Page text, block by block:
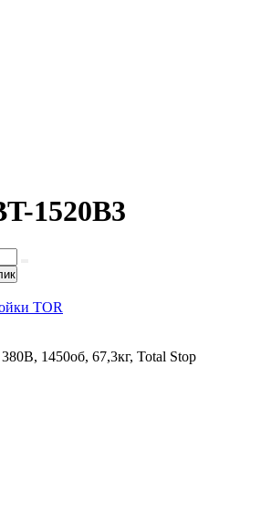
1520B3
TOR
1450об, 67,3кг, Total Stop